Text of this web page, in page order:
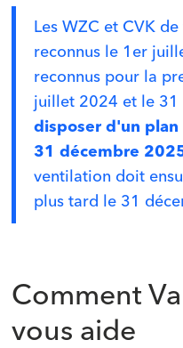
Les WZC et CVK
reconnus le 1er
reconnus pour la
juillet 2024 et le
disposer d'un
31 décembre
ventilation doit
plus tard le 31
Comment
vous aide